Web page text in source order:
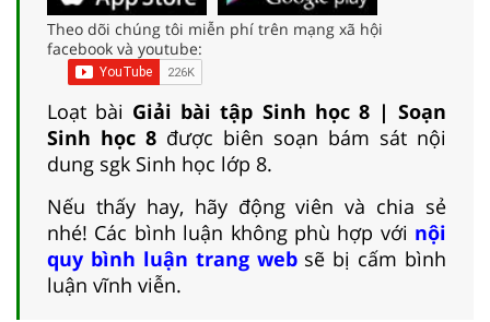
Theo dõi chúng tôi miễn phí trên mạng xã hội
facebook và youtube:
Loạt bài Giải bài tập Sinh học 8 | Soạn
Sinh học 8 được biên soạn bám sát nội
dung sgk Sinh học lớp 8.
Nếu thấy hay, hãy động viên và chia sẻ
nhé! Các bình luận không phù hợp với nội
quy bình luận trang websẽ bị cấm bình
luận vĩnh viễn.